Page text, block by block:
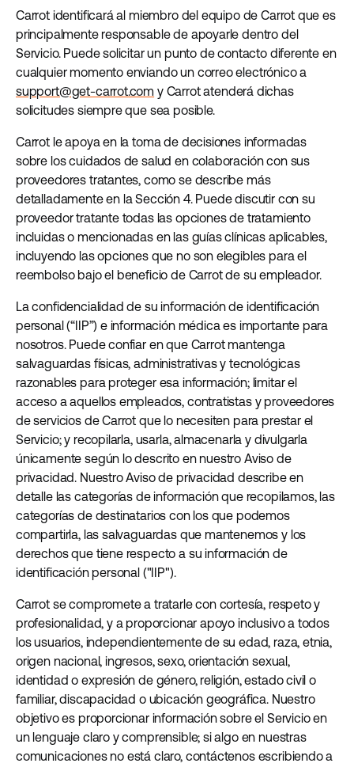
Carrot identificará al miembro del equipo de Carrot que es
principalmente responsable de apoyarle dentro del
Servicio. Puede solicitar un punto de contacto diferente en
cualquier momento enviando un correo electrónico a
support@get-carrot.com y Carrot atenderá dichas
solicitudes siempre que sea posible.
Carrot le apoya en la toma de decisiones informadas
sobre los cuidados de salud en colaboración con sus
proveedores tratantes, como se describe más
detalladamente en la Sección 4. Puede discutir con su
proveedor tratante todas las opciones de tratamiento
incluidas o mencionadas en las guías clínicas aplicables,
incluyendo las opciones que no son elegibles para el
reembolso bajo el beneficio de Carrot de su empleador.
La confidencialidad de su información de identificación
personal (“IIP”) e información médica es importante para
nosotros. Puede confiar en que Carrot mantenga
salvaguardas físicas, administrativas y tecnológicas
razonables para proteger esa información; limitar el
acceso a aquellos empleados, contratistas y proveedores
de servicios de Carrot que lo necesiten para prestar el
Servicio; y recopilarla, usarla, almacenarla y divulgarla
únicamente según lo descrito en nuestro Aviso de
privacidad. Nuestro Aviso de privacidad describe en
detalle las categorías de información que recopilamos, las
categorías de destinatarios con los que podemos
compartirla, las salvaguardas que mantenemos y los
derechos que tiene respecto a su información de
identificación personal ("IIP").
Carrot se compromete a tratarle con cortesía, respeto y
profesionalidad, y a proporcionar apoyo inclusivo a todos
los usuarios, independientemente de su edad, raza, etnia,
origen nacional, ingresos, sexo, orientación sexual,
identidad o expresión de género, religión, estado civil o
familiar, discapacidad o ubicación geográfica. Nuestro
objetivo es proporcionar información sobre el Servicio en
un lenguaje claro y comprensible; si algo en nuestras
comunicaciones no está claro, contáctenos escribiendo a